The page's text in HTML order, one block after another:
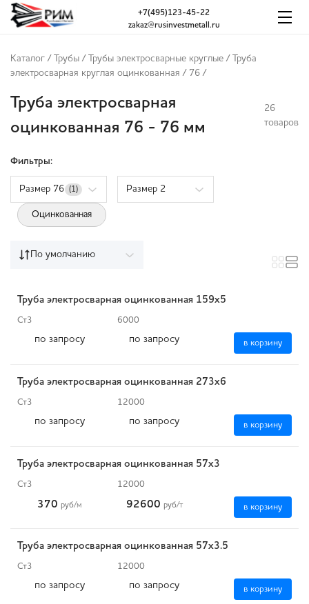
zakaz@rusinvestmetall.ru
+7(495)123-45-22
Каталог / Трубы / Трубы электросварные круглые /
Труба
электросварная круглая оцинкованная / 76 /
Труба электросварная
оцинкованная 76 - 76 мм
26
товаров
Фильтры:
Размер 76 (1) Размер 2
Оцинкованная
По умолчанию
Труба электросварная оцинкованная 159х5
Ст3 6000
по запросу по запросу в корзину
Труба электросварная оцинкованная 273х6
Ст3 12000
по запросу по запросу в корзину
Труба электросварная оцинкованная 57х3
Ст3 12000
370 руб/м 92600 руб/т в корзину
Труба электросварная оцинкованная 57х3.5
Ст3 12000
по запросу по запросу в корзину